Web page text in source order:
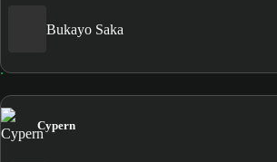
Bukayo Saka
Cypern